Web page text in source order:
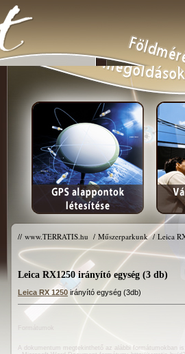
// www.TERRATIS.hu / Műszerparkunk/ Leica
Leica RX1250 irányító egység (3 db)
Leica RX 1250 irányító egység (3db)
A dokumentum megtekinthető az alábbi formátumokban